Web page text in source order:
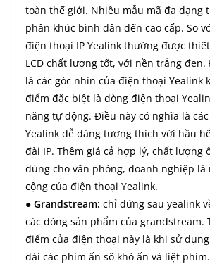
toàn thế giới. Nhiều mẫu mã đa dạng
phân khúc bình dân đến cao cấp. So
điện thoại IP Yealink thường được
LCD chất lượng tốt, với nền trắng
là các góc nhìn của điện thoại Yealink
điểm đặc biệt là dòng điện thoại
năng tự động. Điều này có nghĩa là
Yealink dễ dàng tương thích với hầu
đài IP. Thêm giá cả hợp lý, chất lượng
dùng cho văn phòng, doanh nghiệp là
cộng của điện thoại Yealink.
● Grandstream: chỉ đứng sau yealink
các dòng sản phẩm của grandstream.
điểm của điện thoại này là khi sử
dài các phím ấn số khó ấn và liệt phím.